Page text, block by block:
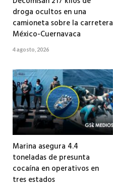
droga ocultos en una
camioneta sobre la carretera
México-Cuernavaca
4 agosto, 2026
Marina asegura 4.4
toneladas de presunta
cocaína en operativos en
tres estados